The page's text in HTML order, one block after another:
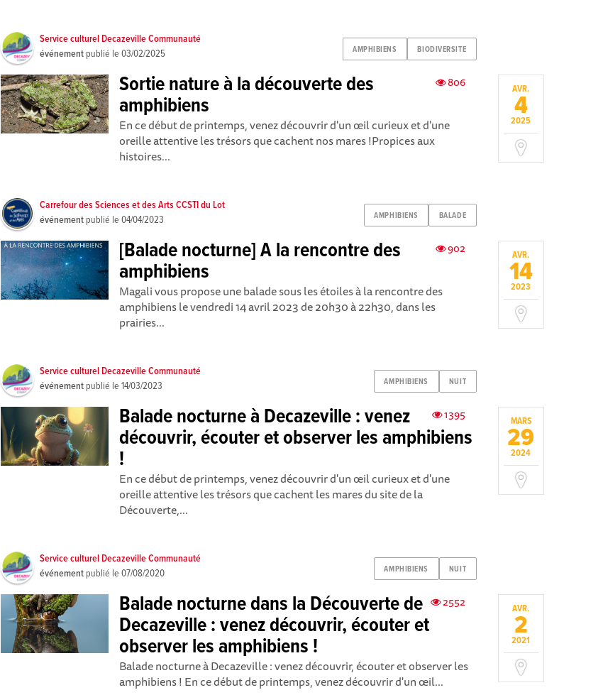
AMPHIBIENS BIODIVERSITE
Service culturel Decazeville Communauté
événement publié le03/02/2025
AVR.
4
2025
806
Sortie nature à la découverte des
amphibiens
En ce début de printemps, venez découvrir d'un œil curieux et d'une
oreille attentive les trésors que cachent nos mares !Propices aux
histoires...
AMPHIBIENS BALADE
Carrefour des Sciences et des Arts CCSTI du Lot
événement publié le04/04/2023
AVR.
14
2023
902
[Balade nocturne] A la rencontre des
amphibiens
Magali vous propose une balade sous les étoiles à la rencontre des
amphibiens le vendredi 14 avril 2023 de 20h30 à 22h30, dans les
prairies...
AMPHIBIENS NUIT
Service culturel Decazeville Communauté
événement publié le14/03/2023
MARS
29
2024
1395
Balade nocturne à Decazeville : venez
découvrir, écouter et observer les amphibiens
!
En ce début de printemps, venez découvrir d'un œil curieux et d'une
oreille attentive les trésors que cachent les mares du site de la
Découverte,...
AMPHIBIENS NUIT
Service culturel Decazeville Communauté
événement publié le07/08/2020
AVR.
2
2021
2552
Balade nocturne dans la Découverte de
Decazeville : venez découvrir, écouter et
observer les amphibiens !
Balade nocturne à Decazeville : venez découvrir, écouter et observer les
amphibiens ! En ce début de printemps, venez découvrir d'un œil...